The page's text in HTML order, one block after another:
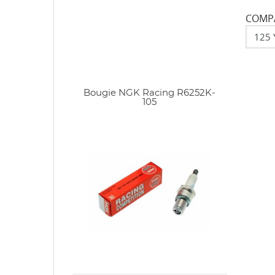
Bougie NGK Racing R6252K-
105